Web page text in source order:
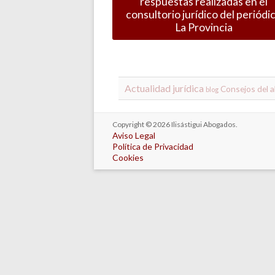
consultorio jurídico del
La Provincia
Actualidad jurídica blog Consejos del
Copyright © 2026 Ilisástigui Abogados
Aviso Legal
Política de Privacidad
Cookies